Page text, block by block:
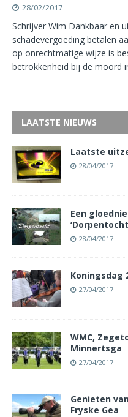
28/02/2017
Schrijver Wim Dankbaar en
schadevergoeding betalen
op onrechtmatige wijze is
betrokkenheid bij de moord
LAATSTE NIEUWS
Laatste
28/04/2017
Een
28/04/2017
Koningsdag
27/04/2017
WMC,
Minnertsga
27/04/2017
Genieten
Fryske Gea